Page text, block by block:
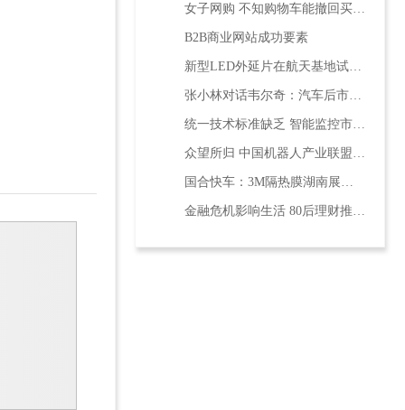
女子网购 不知购物车能撤回买580卷纸巾堆家门
B2B商业网站成功要素
新型LED外延片在航天基地试产成功
张小林对话韦尔奇：汽车后市场前景广阔
统一技术标准缺乏 智能监控市场占有率低
众望所归 中国机器人产业联盟即将成立
国合快车：3M隔热膜湖南展会现场半价
金融危机影响生活 80后理财推荐9大妙招